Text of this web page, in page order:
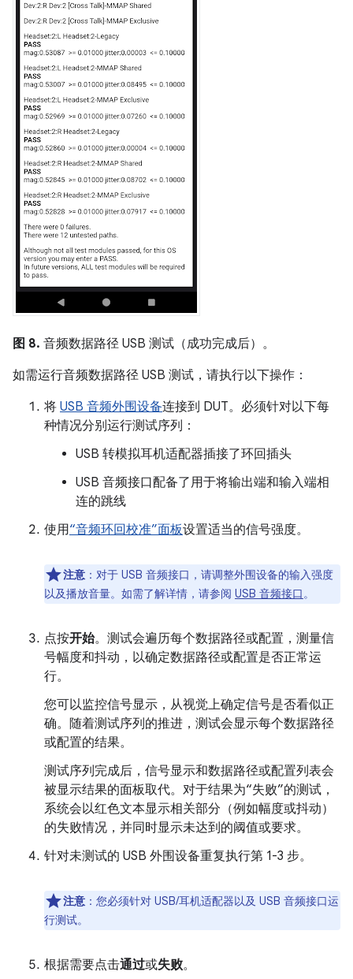
图 8. 音频数据路径 USB 测试（成功完成后）。
如需运行音频数据路径 USB 测试，请执行以下操作：
将 USB 音频外围设备连接到 DUT。必须针对以下每
种情况分别运行测试序列：
USB 转模拟耳机适配器插接了环回插头
USB 音频接口配备了用于将输出端和输入端相
连的跳线
使用“音频环回校准”面板设置适当的信号强度。
注意 ：对于 USB 音频接口，请调整外围设备的输入强度
以及播放音量。如需了解详情，请参阅 USB 音频接口。
点按开始。测试会遍历每个数据路径或配置，测量信
号幅度和抖动，以确定数据路径或配置是否正常运
行。
您可以监控信号显示，从视觉上确定信号是否看似正
确。随着测试序列的推进，测试会显示每个数据路径
或配置的结果。
测试序列完成后，信号显示和数据路径或配置列表会
被显示结果的面板取代。对于结果为“失败”的测试，
系统会以红色文本显示相关部分（例如幅度或抖动）
的失败情况，并同时显示未达到的阈值或要求。
针对未测试的 USB 外围设备重复执行第 1-3 步。
注意 ：您必须针对 USB/耳机适配器以及 USB 音频接口运
行测试。
根据需要点击通过或失败。